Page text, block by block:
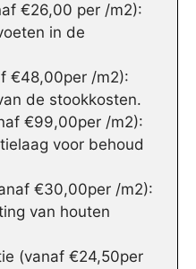
€26,00 per /m2):
in de
€48,00per /m2):
de stookkosten.
€99,00per /m2):
voor behoud
€30,00per /m2):
van houten
(vanaf €24,50per